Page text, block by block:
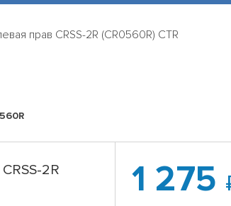
прав CRSS-2R (CR0560R) CTR
2R
1 275